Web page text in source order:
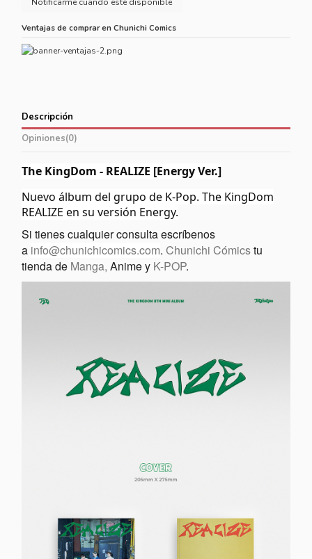
Ventajas de comprar en Chunichi Comics
Descripción
Opiniones(0)
The KingDom - REALIZE [Energy Ver.]
Nuevo álbum del grupo de K-Pop. The KingDom
REALIZE en su versión Energy.
Si tienes cualquier consulta escríbenos
a info@chunichicomics.com.Chunichi Cómicstu
tienda de Manga, Anime y K-POP.